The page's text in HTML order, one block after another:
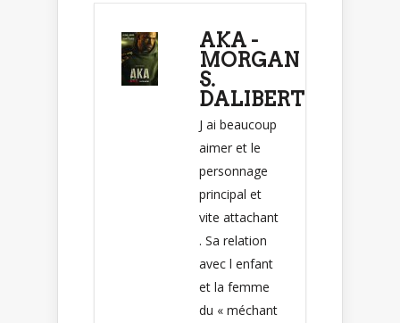
AKA -
MORGAN
S.
DALIBERT
J ai beaucoup
aimer et le
personnage
principal et
vite attachant
. Sa relation
avec l enfant
et la femme
du « méchant